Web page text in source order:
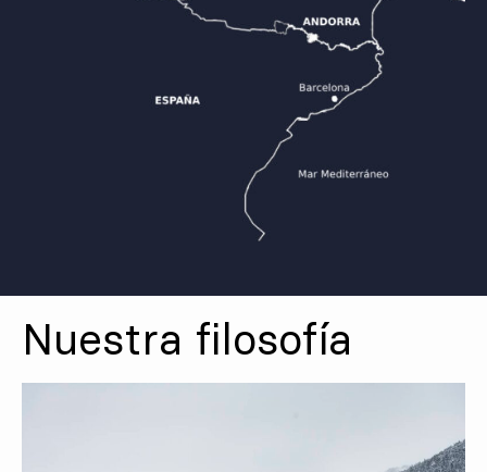
Nuestra filosofía